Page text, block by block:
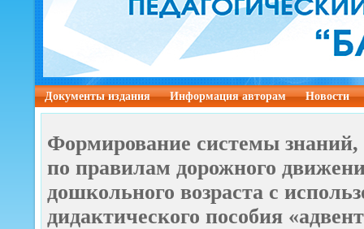
Документы издания Информация авторам Новости
Формирование системы
по правилам дорожного
дошкольного возраста с
дидактического пособия